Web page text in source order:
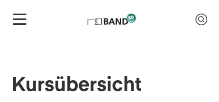
Kursübersicht